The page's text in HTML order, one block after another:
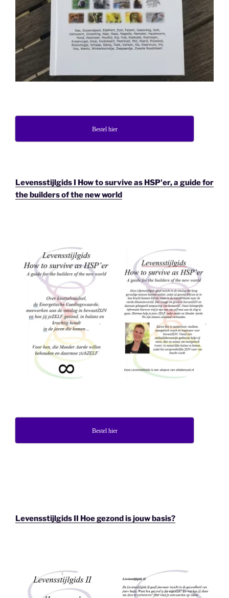
Bestel hier
Levensstijlgids I How to survive as HSP'er, a guide for
the builders of the new world
Bestel hier
Levensstijlgids II Hoe gezond is jouw basis?